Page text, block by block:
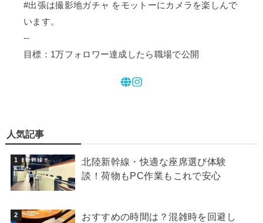
#出張は撮影地ガチャ をモットーにカメラを楽しんで
います。
--
目標：1万フォロワー達成したら職場で公開
人気記事
北陸新幹線・快適な座席選び体験
談！荷物もPC作業もこれで安心
おすすめの時間は？混雑時を回避し